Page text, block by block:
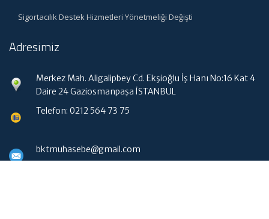
Sigortacılık Destek Hizmetleri Yönetmeliği Değişti
Adresimiz
Merkez Mah. Aligalipbey Cd. Ekşioğlu İş Hanı No:16 Kat 4
Daire 24 Gaziosmanpaşa İSTANBUL
Telefon: 0212 564 73 75
bktmuhasebe@gmail.com